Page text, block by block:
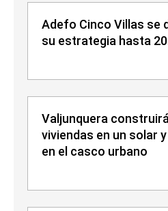
Adefo Cinco Villas se
su estrategia hasta
Valjunquera
viviendas en un solar
en el casco urbano